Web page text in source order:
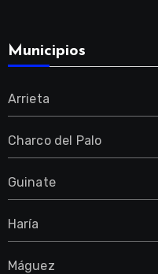
Municipios
Arrieta
Charco del Palo
Guinate
Haría
Máguez